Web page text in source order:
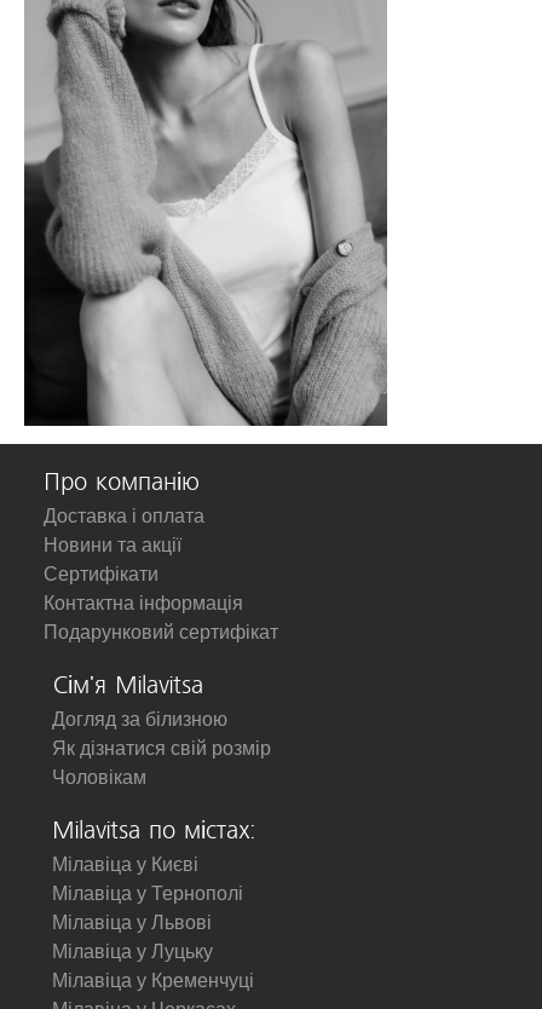
Про компанію
Доставка і оплата
Новини та акції
Сертифікати
Контактна інформація
Подарунковий сертифікат
Сім'я Milavitsa
Догляд за білизною
Як дізнатися свій розмір
Чоловікам
Milavitsa по містах:
Мілавіца у Києві
Мілавіца у Тернополі
Мілавіца у Львові
Мілавіца у Луцьку
Мілавіца у Кременчуці